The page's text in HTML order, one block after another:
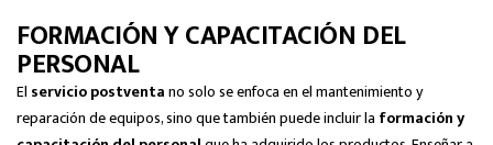
FORMACIÓN Y CAPACITACIÓN DEL
PERSONAL
El servicio postventano solo se enfoca en el mantenimiento y
reparación de equipos, sino que también puede incluir la formación y